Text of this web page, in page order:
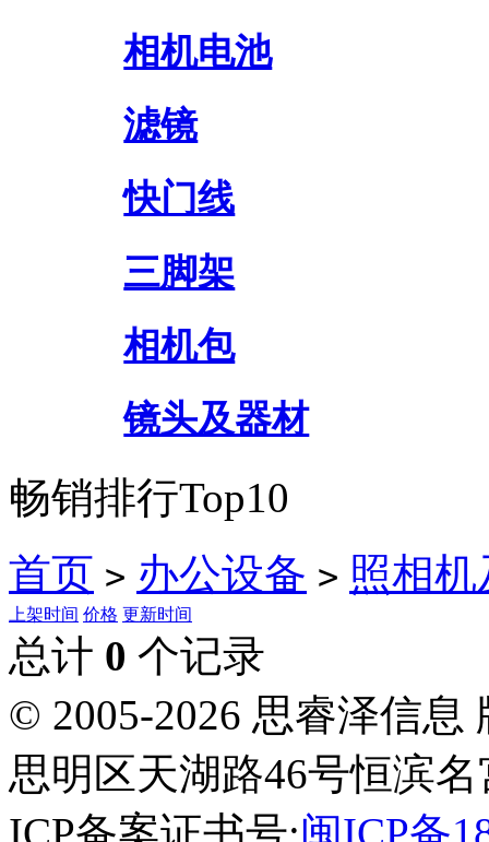
相机电池
滤镜
快门线
三脚架
相机包
镜头及器材
畅销排行Top10
首页 > 办公设备 > 照相
上架时间 价格 更新时间
总计 0 个记录
© 2005-2026 思睿泽信
思明区天湖路46号恒滨名
ICP备案证书号:闽ICP备